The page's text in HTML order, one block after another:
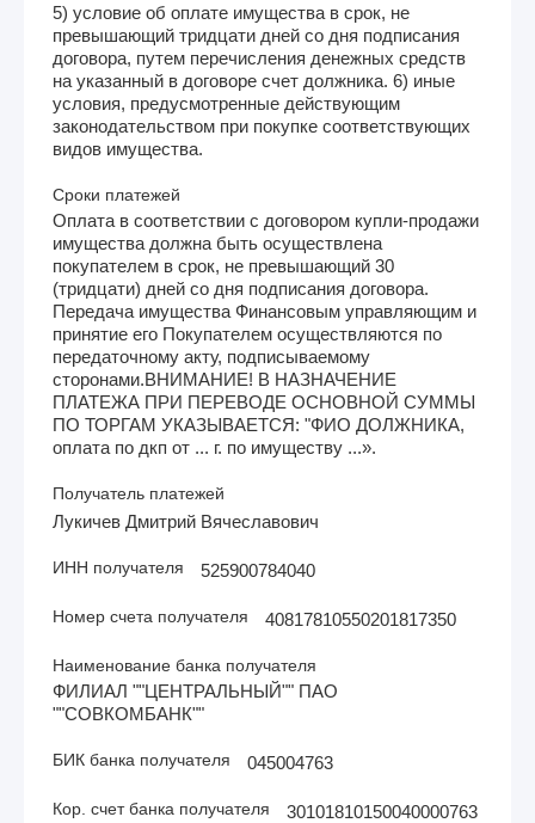
5) условие об оплате имущества в срок, не
превышающий тридцати дней со дня подписания
договора, путем перечисления денежных средств
на указанный в договоре счет должника. 6) иные
условия, предусмотренные действующим
законодательством при покупке соответствующих
видов имущества.
Сроки платежей
Оплата в соответствии с договором купли-продажи
имущества должна быть осуществлена
покупателем в срок, не превышающий 30
(тридцати) дней со дня подписания договора.
Передача имущества Финансовым управляющим и
принятие его Покупателем осуществляются по
передаточному акту, подписываемому
сторонами.ВНИМАНИЕ! В НАЗНАЧЕНИЕ
ПЛАТЕЖА ПРИ ПЕРЕВОДЕ ОСНОВНОЙ СУММЫ
ПО ТОРГАМ УКАЗЫВАЕТСЯ: "ФИО ДОЛЖНИКА,
оплата по дкп от ... г. по имуществу ...».
Получатель платежей
Лукичев Дмитрий Вячеславович
ИНН получателя 525900784040
Номер счета получателя 40817810550201817350
Наименование банка получателя
ФИЛИАЛ ""ЦЕНТРАЛЬНЫЙ"" ПАО
""СОВКОМБАНК""
БИК банка получателя 045004763
Кор. счет банка получателя 30101810150040000763